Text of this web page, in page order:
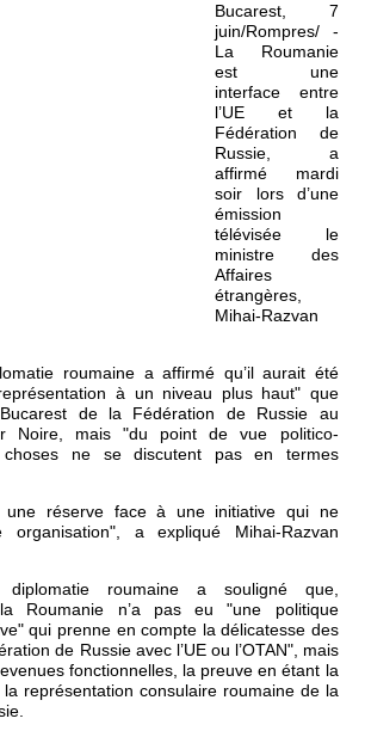
Bucarest, 7
juin/Rompres/ -
La Roumanie
est une
interface entre
l’UE et la
Fédération de
Russie, a
affirmé mardi
soir lors d’une
émission
télévisée le
ministre des
Affaires
étrangères,
Mihai-Razvan
roumaine a affirmé qu’il aurait été
à un niveau plus haut" que
Bucarest de la Fédération de Russie au
Noire, mais "du point de vue politico-
choses ne se discutent pas en termes
une réserve face à une initiative qui ne
a expliqué Mihai-Razvan
roumaine a souligné que,
la Roumanie n’a pas eu "une politique
qui prenne en compte la délicatesse des
de Russie avec l’UE ou l’OTAN", mais
fonctionnelles, la preuve en étant la
représentation consulaire roumaine de la